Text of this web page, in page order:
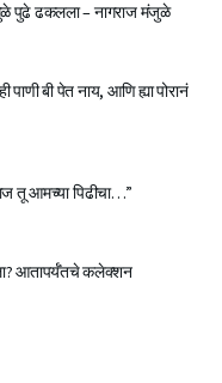
पुढे ढकलला – नागराज मंजुळे
पाणी बी पेत नाय, आणि ह्या पोरानं
तू आमच्या पिढीचा…”
आतापर्यँतचे कलेक्शन